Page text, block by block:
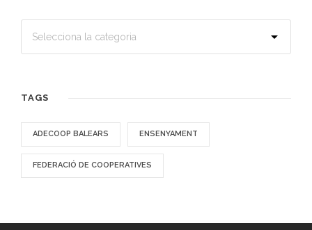
TAGS
ADECOOP BALEARS ENSENYAMENT
FEDERACIÓ DE COOPERATIVES